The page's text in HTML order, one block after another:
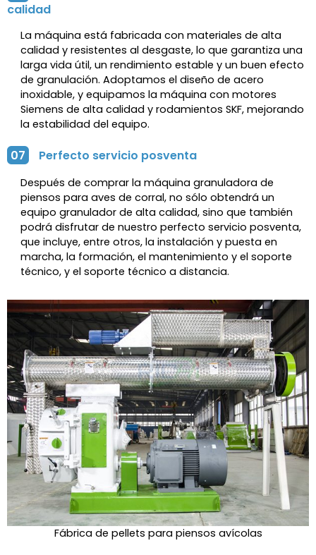
calidad
La máquina está fabricada con materiales de alta
calidad y resistentes al desgaste, lo que garantiza una
larga vida útil, un rendimiento estable y un buen efecto
de granulación. Adoptamos el diseño de acero
inoxidable, y equipamos la máquina con motores
Siemens de alta calidad y rodamientos SKF, mejorando
la estabilidad del equipo.
07 Perfecto servicio posventa
Después de comprar la máquina granuladora de
piensos para aves de corral, no sólo obtendrá un
equipo granulador de alta calidad, sino que también
podrá disfrutar de nuestro perfecto servicio posventa,
que incluye, entre otros, la instalación y puesta en
marcha, la formación, el mantenimiento y el soporte
técnico, y el soporte técnico a distancia.
Fábrica de pellets para piensos avícolas